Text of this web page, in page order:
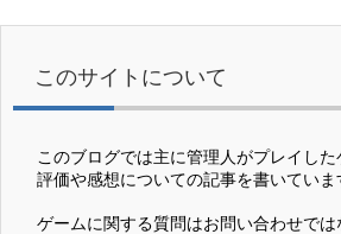
このサイトについて
このブログでは主に管理人がプレイした
評価や感想についての記事を書いていま
ゲームに関する質問はお問い合わせで